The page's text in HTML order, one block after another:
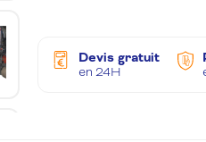
Devis gratuit
en 24H